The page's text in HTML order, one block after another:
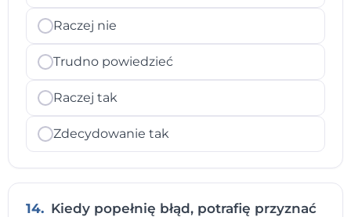
Raczej nie
Trudno powiedzieć
Raczej tak
Zdecydowanie tak
14. Kiedy popełnię błąd, potrafię przyznać